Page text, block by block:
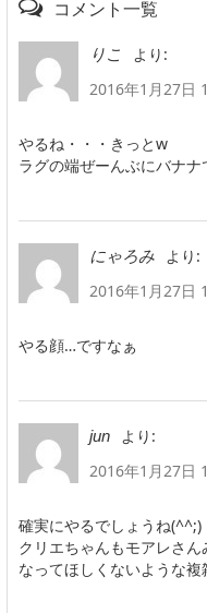
コメント一覧
りこ
より:
2016年1月27日
やるね・・・きっとw
ラグの端ぜーんぶにバナナ
にゃろみ
より:
2016年1月27日
やる顔…ですなぁ
jun
より:
2016年1月27日
確実にやるでしょうね(^^;)
クリエちゃんもモアレさん
なってほしくないような複